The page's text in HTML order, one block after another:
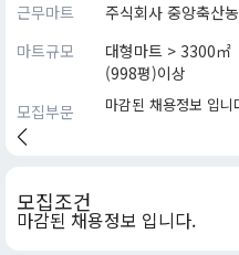
근무마트
주식회사 중앙축산
마트규모
대형마트 > 3300㎡
(998평)이상
모집부문
마감된 채용정보 입니
모집조건
마감된 채용정보 입니다.